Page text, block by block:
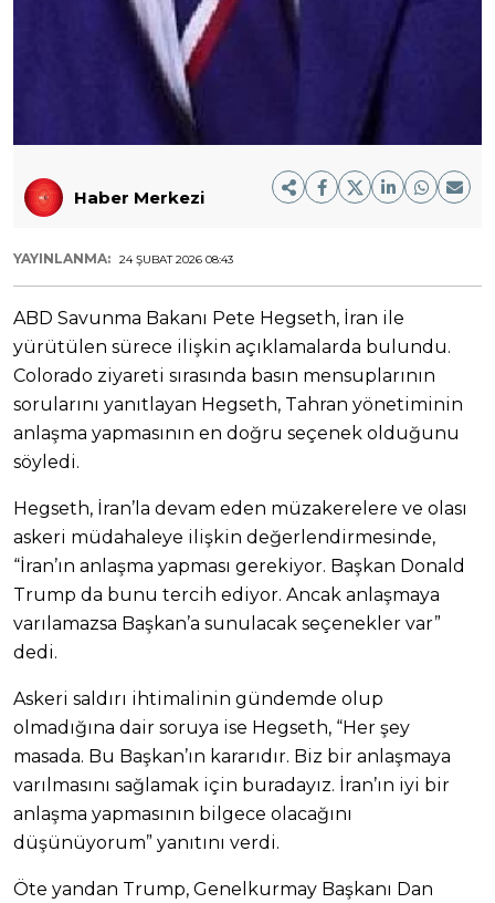
Haber Merkezi
YAYINLANMA: 24 ŞUBAT 2026 08:43
ABD Savunma Bakanı Pete Hegseth, İran ile
yürütülen sürece ilişkin açıklamalarda bulundu.
Colorado ziyareti sırasında basın mensuplarının
sorularını yanıtlayan Hegseth, Tahran yönetiminin
anlaşma yapmasının en doğru seçenek olduğunu
söyledi.
Hegseth, İran’la devam eden müzakerelere ve olası
askeri müdahaleye ilişkin değerlendirmesinde,
“İran’ın anlaşma yapması gerekiyor. Başkan Donald
Trump da bunu tercih ediyor. Ancak anlaşmaya
varılamazsa Başkan’a sunulacak seçenekler var”
dedi.
Askeri saldırı ihtimalinin gündemde olup
olmadığına dair soruya ise Hegseth, “Her şey
masada. Bu Başkan’ın kararıdır. Biz bir anlaşmaya
varılmasını sağlamak için buradayız. İran’ın iyi bir
anlaşma yapmasının bilgece olacağını
düşünüyorum” yanıtını verdi.
Öte yandan Trump, Genelkurmay Başkanı Dan